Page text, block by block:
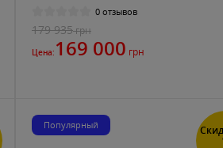
0 отзывов
179 935грн
Цена: 169 000 грн
Популярный